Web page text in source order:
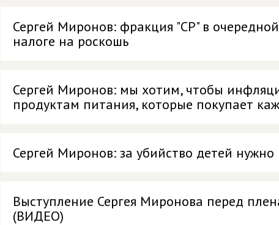
Сергей Миронов: фракция "СР" в
налоге на роскошь
Сергей Миронов: мы хотим, чтобы
продуктам питания, которые покупает
Сергей Миронов: за убийство детей
Выступление Сергея Миронова перед
(ВИДЕО)